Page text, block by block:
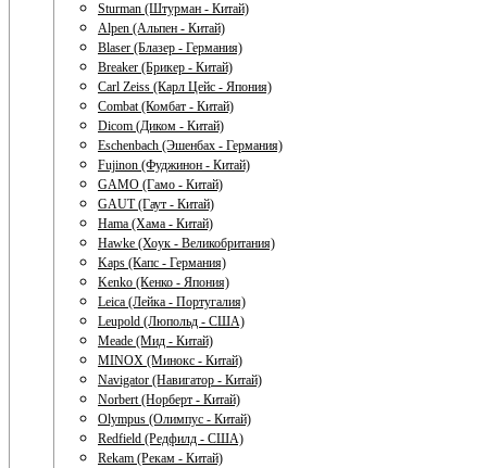
Sturman (Штурман - Китай)
Alpen (Альпен - Китай)
Blaser (Блазер - Германия)
Breaker (Брикер - Китай)
Carl Zeiss (Карл Цейс - Япония)
Combat (Комбат - Китай)
Dicom (Диком - Китай)
Eschenbach (Эшенбах - Германия)
Fujinon (Фуджинон - Китай)
GAMO (Гамо - Китай)
GAUT (Гаут - Китай)
Hama (Хама - Китай)
Hawke (Хоук - Великобритания)
Kaps (Капс - Германия)
Kenko (Кенко - Япония)
Leica (Лейка - Португалия)
Leupold (Люпольд - США)
Meade (Мид - Китай)
MINOX (Минокс - Китай)
Navigator (Навигатор - Китай)
Norbert (Норберт - Китай)
Olympus (Олимпус - Китай)
Redfield (Редфилд - США)
Rekam (Рекам - Китай)